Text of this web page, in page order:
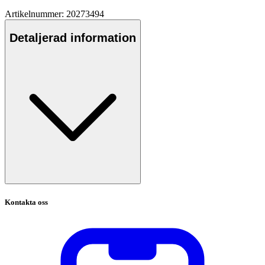
Artikelnummer: 20273494
Detaljerad information
Kontakta oss